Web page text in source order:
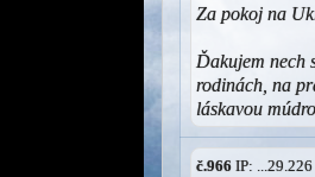
Za pokoj na
Ďakujem nech
rodinách, na
láskavou
č.966 IP: